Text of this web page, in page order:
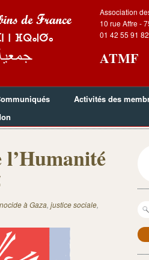
Association
10 rue Affre -
01 42 55 91
ATMF
Activités des
l’Humanité
à Gaza, justice sociale,